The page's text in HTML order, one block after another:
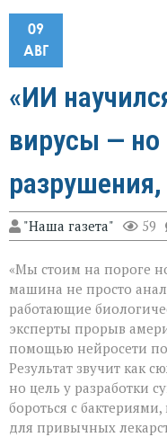
09
АВГ
«ИИ
вирусы — но
"Наша газета" 59
«Мы стоим на пороге
машина не просто
работающие
эксперты прорыв
помощью нейросети
Результат звучит как
но цель у разработки
бороться с
для привычных